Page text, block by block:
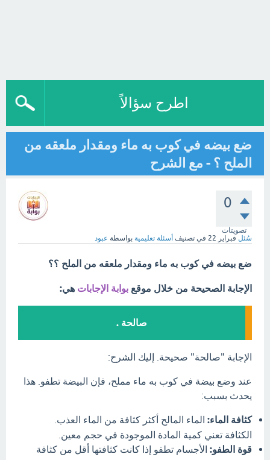
اطرح سؤالاً
ضع بيضه في كوب به ماء ومقدار ملعقه من
الملح ؟ - مع الشرح
0
تصويتات
سُئل فبراير 22 في تصنيف أسئلة تعليمية بواسطة عبود
ضع بيضه في كوب به ماء ومقدار ملعقه من الملح ؟؟
الإجابة الصحيحة من خلال موقع بوابة الإجابات هي:
صالحة .
الإجابة "صالحة" صحيحة. إليك الشرح:
عند وضع بيضة في كوب به ماء مملح، فإن البيضة تطفو. هذا
يحدث بسبب:
كثافة الماء: الماء المالح أكثر كثافة من الماء العذب.
الكثافة تعني كمية المادة الموجودة في حجم معين.
قوة الطفو: الأجسام تطفو إذا كانت كثافتها أقل من كثافة